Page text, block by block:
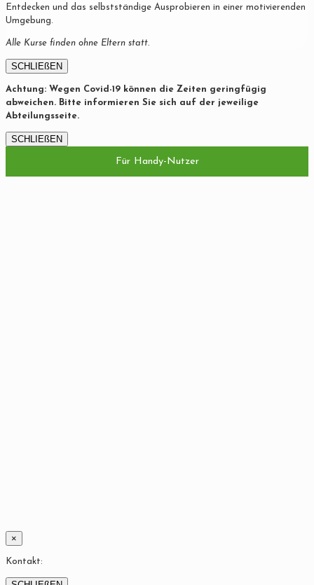
Entdecken und das selbstständige Ausprobieren in einer motivierenden
Umgebung.
Alle Kurse finden ohne Eltern statt.
SCHLIEßEN
Achtung: Wegen Covid-19 können die Zeiten geringfügig
abweichen. Bitte informieren Sie sich auf der jeweilige
Abteilungsseite.
SCHLIEßEN
Für Handy-Nutzer
×
Kontakt: